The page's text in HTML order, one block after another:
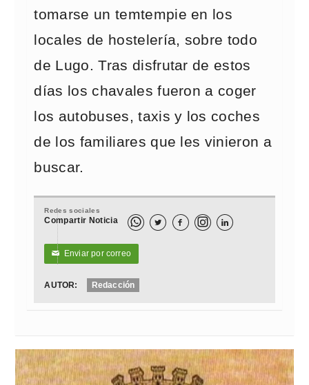
tomarse un temtempie en los
locales de hostelería, sobre todo
de Lugo. Tras disfrutar de estos
días los chavales fueron a coger
los autobuses, taxis y los coches
de los familiares que les vinieron a
buscar.
Redes sociales
Compartir Noticia   
✉ Enviar por correo
AUTOR: Redacción